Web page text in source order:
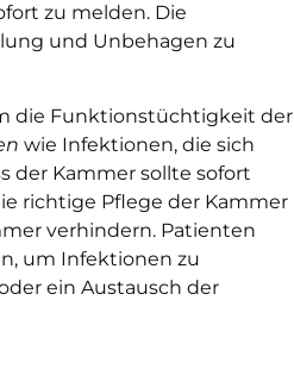
zu melden. Die
und Unbehagen zu
die Funktionstüchtigkeit der
wie Infektionen, die sich
der Kammer sollte sofort
richtige Pflege der Kammer
verhindern. Patienten
um Infektionen zu
ein Austausch der